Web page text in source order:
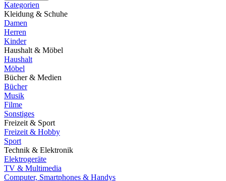
Kategorien
Kleidung & Schuhe
Damen
Herren
Kinder
Haushalt & Möbel
Haushalt
Möbel
Bücher & Medien
Bücher
Musik
Filme
Sonstiges
Freizeit & Sport
Freizeit & Hobby
Sport
Technik & Elektronik
Elektrogeräte
TV & Multimedia
Computer, Smartphones & Handys